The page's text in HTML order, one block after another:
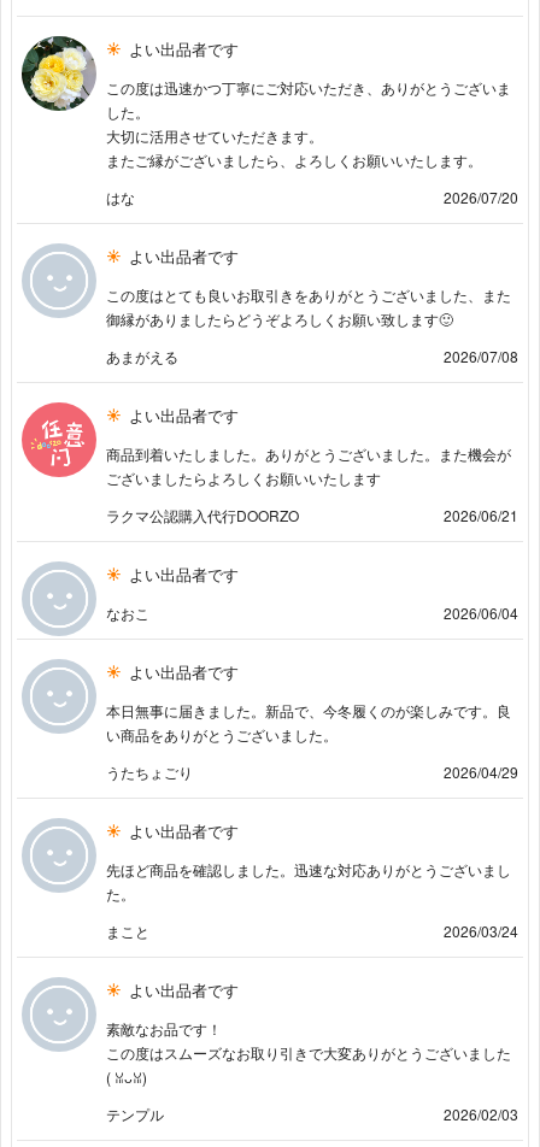
よい出品者です
この度は迅速かつ丁寧にご対応いただき、ありがとうございま
した。
大切に活用させていただきます。
またご縁がございましたら、よろしくお願いいたします。
はな
2026/07/20
よい出品者です
この度はとても良いお取引きをありがとうございました、また
御縁がありましたらどうぞよろしくお願い致します🙂
あまがえる
2026/07/08
よい出品者です
商品到着いたしました。ありがとうございました。また機会が
ございましたらよろしくお願いいたします
ラクマ公認購入代行DOORZO
2026/06/21
よい出品者です
なおこ 2026/06/04
よい出品者です
本日無事に届きました。新品で、今冬履くのが楽しみです。良
い商品をありがとうございました。
うたちょごり
2026/04/29
よい出品者です
先ほど商品を確認しました。迅速な対応ありがとうございまし
た。
まこと
2026/03/24
よい出品者です
素敵なお品です！
この度はスムーズなお取り引きで大変ありがとうございました
(⁠ ⁠ꈍ⁠ᴗ⁠ꈍ⁠)
テンプル
2026/02/03